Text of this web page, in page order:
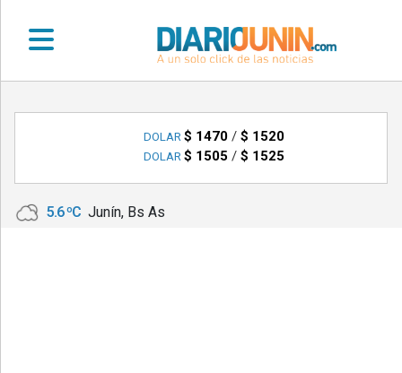
•
LOCALES
•
DOLAR $ 1470/ $ 1520
DOLAR $ 1505 / $ 1525
5.6 ºC Junín, Bs As